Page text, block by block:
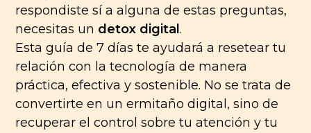
respondiste sí a alguna de estas preguntas,
necesitas un detox digital.
Esta guía de 7 días te ayudará a resetear tu
relación con la tecnología de manera
práctica, efectiva y sostenible. No se trata de
convertirte en un ermitaño digital, sino de
recuperar el control sobre tu atención y tu